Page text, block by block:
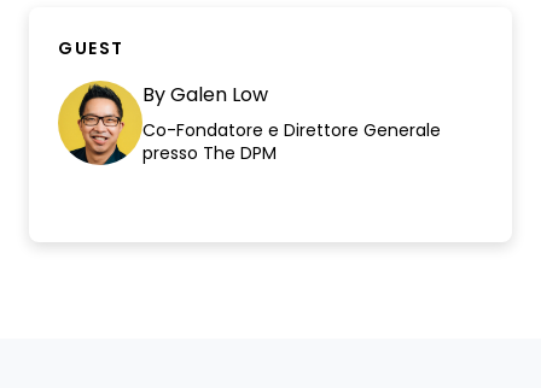
GUEST
By Galen Low
Co-Fondatore e Direttore Generale
presso The DPM